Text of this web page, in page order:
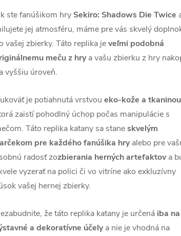
ste fanúšikom hry Sekiro: Shadows Die Twice
jej atmosféru, máme pre vás skvelý
vašej zbierky. Táto replika jeveľmi podobná
meču z hrya vašu zbierku z hry
vyššiu úroveň.
je potiahnutá vrstvou eko-kože a tkaninou
zaistí pohodlný úchop počas manipulácie s
Táto replika katany sa staneskvelým
pre každého fanúšika hryalebo pre
radosť zozbierania herných artefaktova
vyzerať na polici či vo vitríne ako exkluzívny
vašej hernej zbierky.
že táto replika katany je určená iba na
a dekoratívne účelya nie je vhodná na